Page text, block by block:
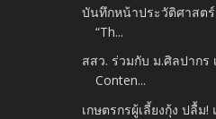
บันทึกหน้าประวัติศาสต
“Th...
สสว. ร่วมกับ ม.ศิลปากร
Conten...
เกษตรกรผู้เลี้ยงกุ้ง ปลื้ม